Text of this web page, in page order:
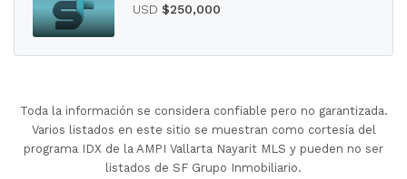
USD $250,000
Toda la información se considera confiable pero no garantizada.
Varios listados en este sitio se muestran como cortesía del
programa IDX de la AMPI Vallarta Nayarit MLS y pueden no ser
listados de SF Grupo Inmobiliario.